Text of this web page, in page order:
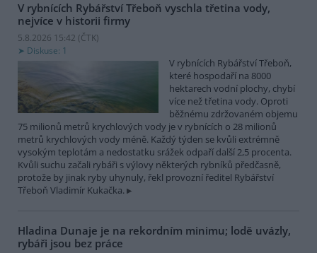
V rybnících Rybářství Třeboň vyschla třetina vody,
nejvíce v historii firmy
5.8.2026 15:42 (ČTK)
Diskuse: 1
V rybnících Rybářství Třeboň,
které hospodaří na 8000
hektarech vodní plochy, chybí
více než třetina vody. Oproti
běžnému zdržovaném objemu
75 milionů metrů krychlových vody je v rybnících o 28 milionů
metrů krychlových vody méně. Každý týden se kvůli extrémně
vysokým teplotám a nedostatku srážek odpaří další 2,5 procenta.
Kvůli suchu začali rybáři s výlovy některých rybníků předčasně,
protože by jinak ryby uhynuly, řekl provozní ředitel Rybářství
Třeboň Vladimír Kukačka.
Hladina Dunaje je na rekordním minimu; lodě uvázly,
rybáři jsou bez práce